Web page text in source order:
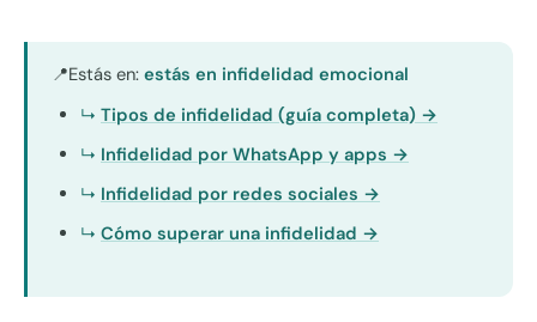
📍Estás en: estás en infidelidad emocional
Tipos de infidelidad (guía completa) →
Infidelidad por WhatsApp y apps →
Infidelidad por redes sociales →
Cómo superar una infidelidad →